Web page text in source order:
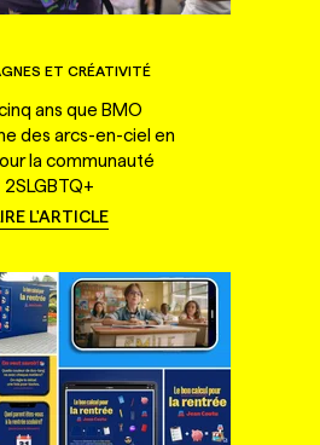
ET CRÉATIVITÉ
ans que BMO
des arcs-en-ciel en
la communauté
2SLGBTQ+
L'ARTICLE